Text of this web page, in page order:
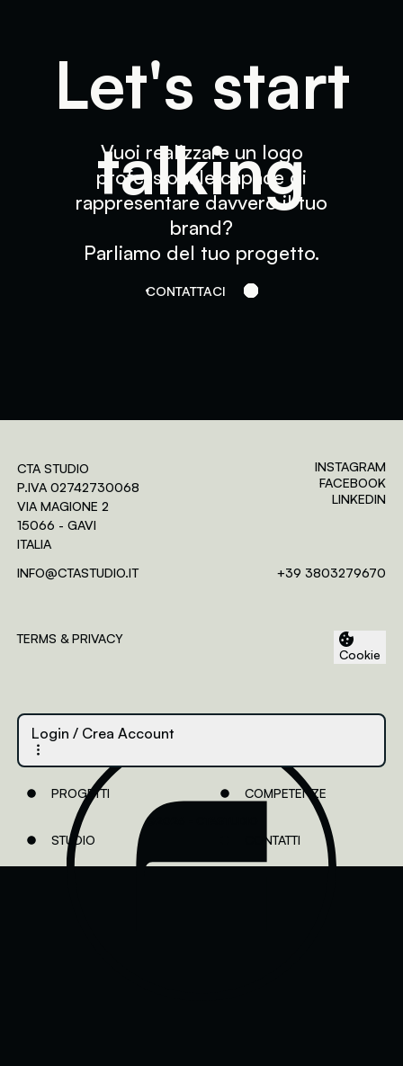
Let's start
talking
Vuoi realizzare un logo
professionale capace di
rappresentare davvero il tuo
brand?
Parliamo del tuo progetto.
CONTATTACI
CTA STUDIO
P.IVA 02742730068
VIA MAGIONE 2
15066 - GAVI
ITALIA
INFO@CTASTUDIO.IT
INSTAGRAM
FACEBOOK
LINKEDIN
+39 3803279670
TERMS & PRIVACY
Cookie
Login / Crea Account
Area riservata ai clienti
PROGETTI COMPETENZE
STUDIO CONTATTI
©2026 - CTASTUDIO